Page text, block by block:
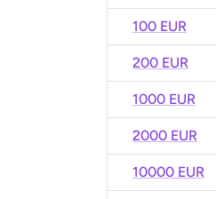
100 EUR
200 EUR
1000 EUR
2000 EUR
10000 EUR